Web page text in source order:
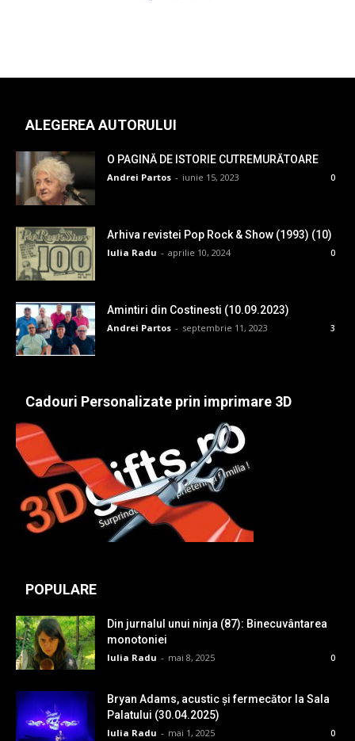
ALEGEREA AUTORULUI
O PAGINĂ DE ISTORIE CUTREMURĂTOARE
Andrei Partos - iunie 15, 2023 0
Arhiva revistei Pop Rock & Show (1993) (10)
Iulia Radu - aprilie 10, 2024 0
Amintiri din Costinesti (10.09.2023)
Andrei Partos - septembrie 11, 2023 3
Cadouri Personalizate prin imprimare 3D
POPULARE
Din jurnalul unui ninja (87): Binecuvântarea
monotoniei
Iulia Radu - mai 8, 2025 0
Bryan Adams, acustic și fermecător la Sala
Palatului (30.04.2025)
Iulia Radu - mai 1, 2025 0